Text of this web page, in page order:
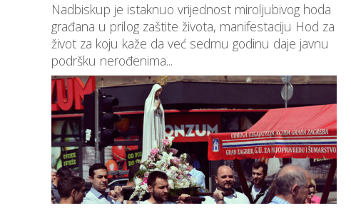
Nadbiskup je istaknuo vrijednost miroljubivog hoda
građana u prilog zaštite života, manifestaciju Hod za
život za koju kaže da već sedmu godinu daje javnu
podršku nerođenima...